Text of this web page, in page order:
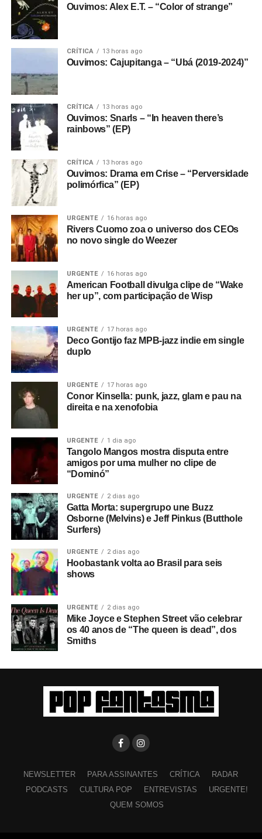
Ouvimos: Alex E.T. – “Color of strange”
CRÍTICA 13 horas ago
Ouvimos: Cajupitanga – “Ubá (2019-2024)”
CRÍTICA 13 horas ago
Ouvimos: Snarls – “In heaven there’s
rainbows” (EP)
CRÍTICA 13 horas ago
Ouvimos: Drama em Crise – “Perversidade
polimórfica” (EP)
URGENTE 16 horas ago
Rivers Cuomo zoa o universo dos CEOs
no novo single do Weezer
URGENTE 16 horas ago
American Football divulga clipe de “Wake
her up”, com participação de Wisp
URGENTE 17 horas ago
Deco Gontijo faz MPB-jazz indie em single
duplo
URGENTE 17 horas ago
Conor Kinsella: punk, jazz, glam e pau na
direita e na xenofobia
URGENTE 1 dia ago
Tangolo Mangos mostra disputa entre
amigos por uma mulher no clipe de
“Dominó”
URGENTE 2 dias ago
Gatta Morta: supergrupo une Buzz
Osborne (Melvins) e Jeff Pinkus (Butthole
Surfers)
URGENTE 2 dias ago
Hoobastank volta ao Brasil para seis
shows
URGENTE 2 dias ago
Mike Joyce e Stephen Street vão celebrar
os 40 anos de “The queen is dead”, dos
Smiths
NEWSLETTER PARA ASSINANTES CRÍTICA
RADAR
PODCASTS
CULTURA POP ENTREVISTAS
URGENTE!
QUEM SOMOS